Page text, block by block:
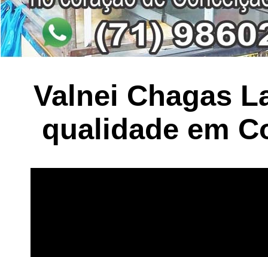
Valnei Chagas
qualidade em